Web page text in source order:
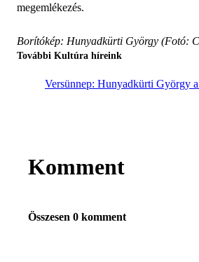
megemlékezés.
Borítókép: Hunyadkürti György (Fotó:
További Kultúra híreink
Versünnep: Hunyadkürti György
Komment
Összesen 0 komment